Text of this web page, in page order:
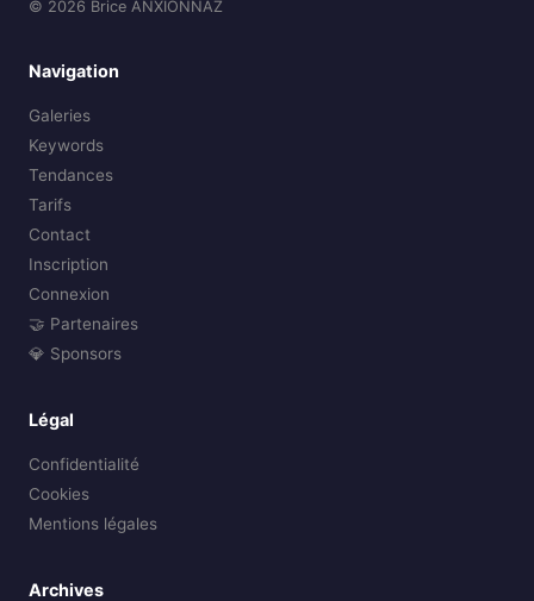
© 2026 Brice ANXIONNAZ
Navigation
Galeries
Keywords
Tendances
Tarifs
Contact
Inscription
Connexion
🤝 Partenaires
💎 Sponsors
Légal
Confidentialité
Cookies
Mentions légales
Archives